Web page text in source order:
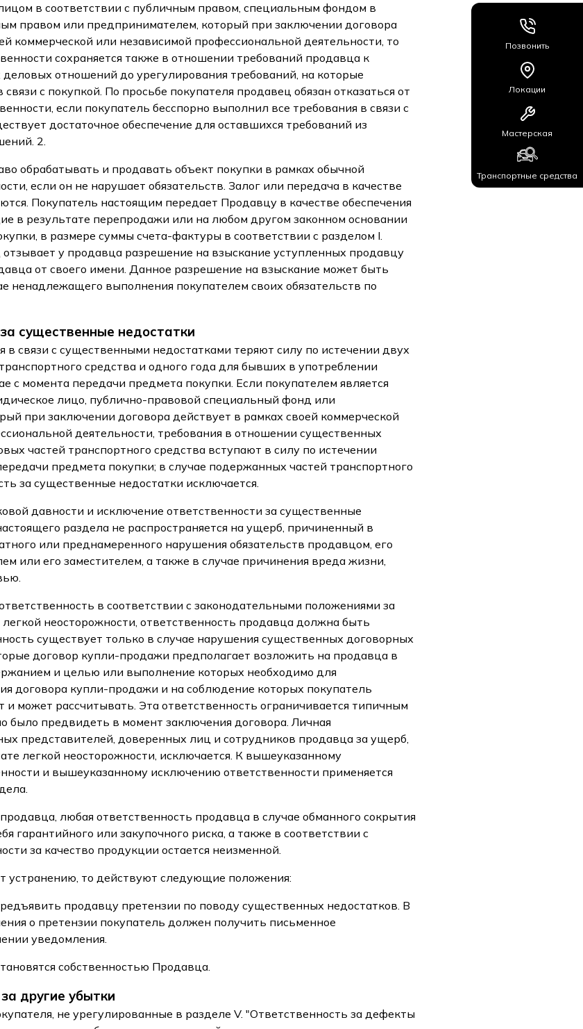
в соответствии с публичным правом, специальным фондом в
правом или предпринимателем, который при заключении договора
коммерческой или независимой профессиональной деятельности, то
сохраняется также в отношении требований продавца к
отношений до урегулирования требований, на которые
с покупкой. По просьбе покупателя продавец обязан отказаться от
если покупатель бесспорно выполнил все требования в связи с
достаточное обеспечение для оставшихся требований из
2.
обрабатывать и продавать объект покупки в рамках обычной
если он не нарушает обязательств. Залог или передача в качестве
Покупатель настоящим передает Продавцу в качестве обеспечения
в результате перепродажи или на любом другом законном основании
в размере суммы счета-фактуры в соответствии с разделом I.
у продавца разрешение на взыскание уступленных продавцу
от своего имени. Данное разрешение на взыскание может быть
ненадлежащего выполнения покупателем своих обязательств по
существенные недостатки
в связи с существенными недостатками теряют силу по истечении двух
средства и одного года для бывших в употреблении
с момента передачи предмета покупки. Если покупателем является
лицо, публично-правовой специальный фонд или
при заключении договора действует в рамках своей коммерческой
деятельности, требования в отношении существенных
частей транспортного средства вступают в силу по истечении
предмета покупки; в случае подержанных частей транспортного
за существенные недостатки исключается.
давности и исключение ответственности за существенные
раздела не распространяется на ущерб, причиненный в
или преднамеренного нарушения обязательств продавцом, его
или его заместителем, а также в случае причинения вреда жизни,
в соответствии с законодательными положениями за
неосторожности, ответственность продавца должна быть
существует только в случае нарушения существенных договорных
договор купли-продажи предполагает возложить на продавца в
и целью или выполнение которых необходимо для
договора купли-продажи и на соблюдение которых покупатель
и может рассчитывать. Эта ответственность ограничивается типичным
было предвидеть в момент заключения договора. Личная
представителей, доверенных лиц и сотрудников продавца за ущерб,
легкой неосторожности, исключается. К вышеуказанному
и вышеуказанному исключению ответственности применяется
любая ответственность продавца в случае обманного сокрытия
гарантийного или закупочного риска, а также в соответствии с
за качество продукции остается неизменной.
устранению, то действуют следующие положения:
продавцу претензии по поводу существенных недостатков. В
о претензии покупатель должен получить письменное
уведомления.
собственностью Продавца.
другие убытки
не урегулированные в разделе V. "Ответственность за дефекты
Позвонить
Локации
Мастерская
Транспортные средства